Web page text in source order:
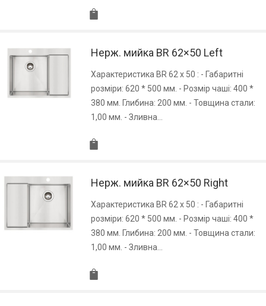
Нерж. мийка BR 62×50 Left
Характеристика BR 62 x 50 : - Габаритні
розміри: 620 * 500 мм. - Розмір чаші: 400 *
380 мм. Глибина: 200 мм. - Товщина стали:
1,00 мм. - Зливна…
Нерж. мийка BR 62×50 Right
Характеристика BR 62 x 50 : - Габаритні
розміри: 620 * 500 мм. - Розмір чаші: 400 *
380 мм. Глибина: 200 мм. - Товщина стали:
1,00 мм. - Зливна…